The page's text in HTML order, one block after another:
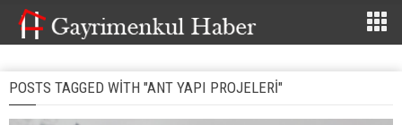
POSTS TAGGED WITH "ANT YAPI PROJELERI"